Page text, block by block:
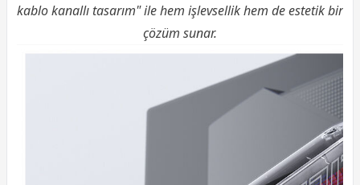
kablo kanallı tasarım" ile hem işlevsellik hem de estetik bir
çözüm sunar.